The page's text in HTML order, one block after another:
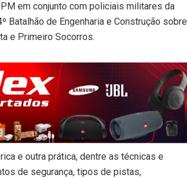
em conjunto com policiais militares da
Batalhão de Engenharia e Construção sobre
e Primeiro Socorros.
e outra prática, dentre as técnicas e
de segurança, tipos de pistas,